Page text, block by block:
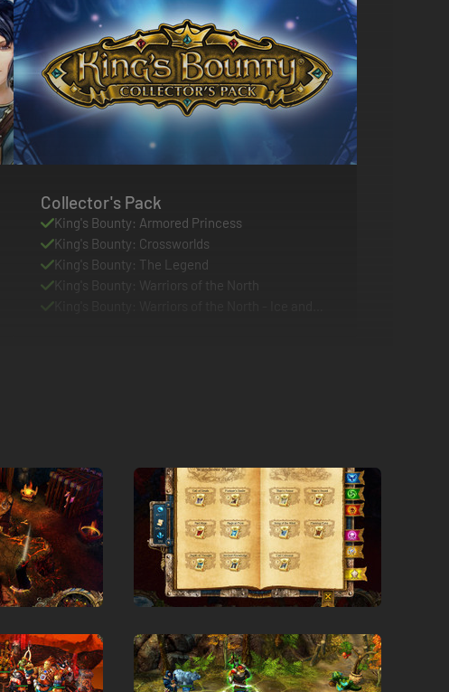
Collector's Pack
King's Bounty: Armored Princess
King's Bounty: Crossworlds
King's Bounty: The Legend
King's Bounty: Warriors of the North
King's Bounty: Warriors of the North - Ice and